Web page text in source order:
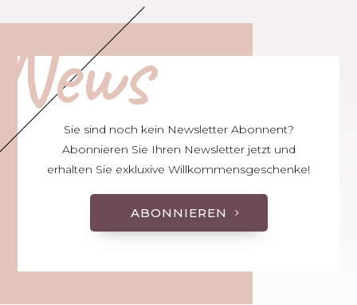
Sie sind noch kein Newsletter Abonnent?
Abonnieren Sie Ihren Newsletter jetzt und
erhalten Sie exkluxive Willkommensgeschenke!
ABONNIEREN